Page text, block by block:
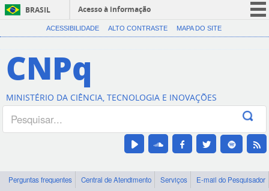
BRASIL
Acesso à informação
CORONAVÍRUS (COVID-19)
Canais
ACESSIBILIDADE ALTO CONTRASTE MAPA DO SITE
CNPq
MINISTÉRIO DA CIÊNCIA, TECNOLOGIA E INOVAÇÕES
Perguntas frequentes Central de Atendimento Serviços
E-mail do Pesquisador